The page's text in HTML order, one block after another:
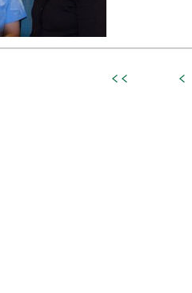
<< <